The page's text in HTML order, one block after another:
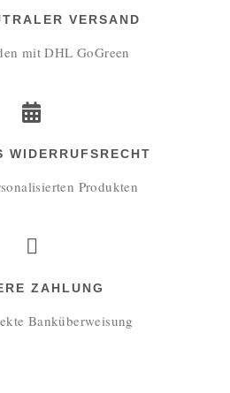
VERSAND
mit DHL GoGreen
WIDERRUFSRECHT
Produkten
ZAHLUNG
Banküberweisung